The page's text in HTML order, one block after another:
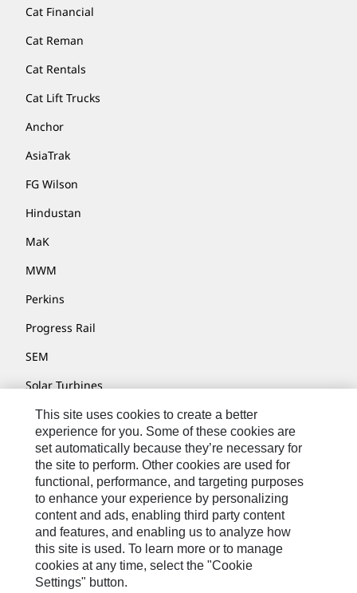
Cat Financial
Cat Reman
Cat Rentals
Cat Lift Trucks
Anchor
AsiaTrak
FG Wilson
Hindustan
MaK
MWM
Perkins
Progress Rail
SEM
Solar Turbines
SPM Oil & Gas
Turner Powertrain Systems
Contáctenos
Mapa Del Sitio
Cookie Settings
Avisos Legales
This site uses cookies to create a better
experience for you. Some of these cookies are
set automatically because they’re necessary for
the site to perform. Other cookies are used for
functional, performance, and targeting purposes
to enhance your experience by personalizing
content and ads, enabling third party content
and features, and enabling us to analyze how
this site is used. To learn more or to manage
cookies at any time, select the "Cookie
Settings" button.